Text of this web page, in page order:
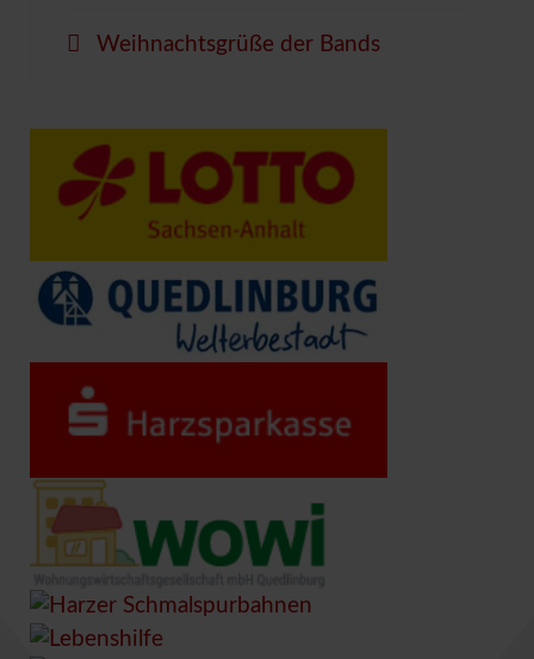
Weihnachtsgrüße der Bands